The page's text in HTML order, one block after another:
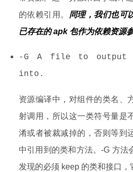
的依赖引用。 同理，我们也可
已存在的 apk 包作为依赖资源
-G A file to output
into.
资源编译中，对组件的类名、
射调用，所以这一类符号量是
淆或者被裁减掉的，否则等到
中引用到的类和方法。-G 方法
发现的必须 keep 的类和接口